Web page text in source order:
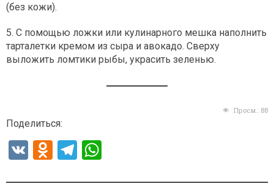
(без кожи).
5. С помощью ложки или кулинарного мешка наполнить
тарталетки кремом из сыра и авокадо. Сверху
выложить ломтики рыбы, украсить зеленью.
Просм.: 88
Поделиться:
V
O
T